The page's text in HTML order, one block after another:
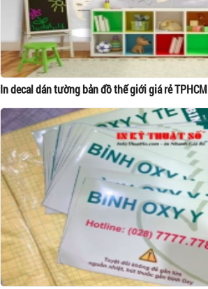
In decal dán tường bản đồ thế giới giá rẻ TPHCM